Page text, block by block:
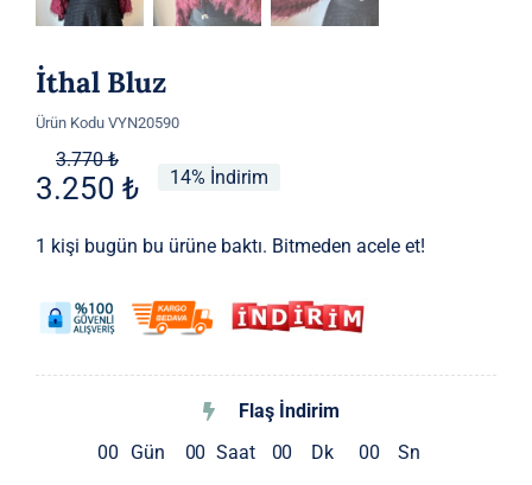
İthal Bluz
Ürün Kodu VYN20590
3.770₺
Orijinal
fiyat:
3.770 ₺.
3.250 ₺
Şu
andaki
fiyat:
14% İndirim
1 kişi bugün bu ürüne baktı. Bitmeden acele et!
Flaş İndirim
00 Gün 00 Saat 00 Dk 00 Sn